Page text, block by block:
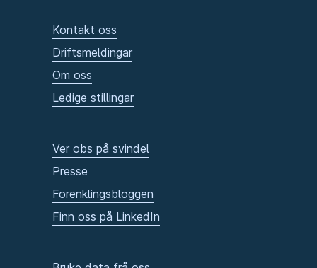
Kontakt oss
Driftsmeldingar
Om oss
Ledige stillingar
Ver obs på svindel
Presse
Forenklingsbloggen
Finn oss på LinkedIn